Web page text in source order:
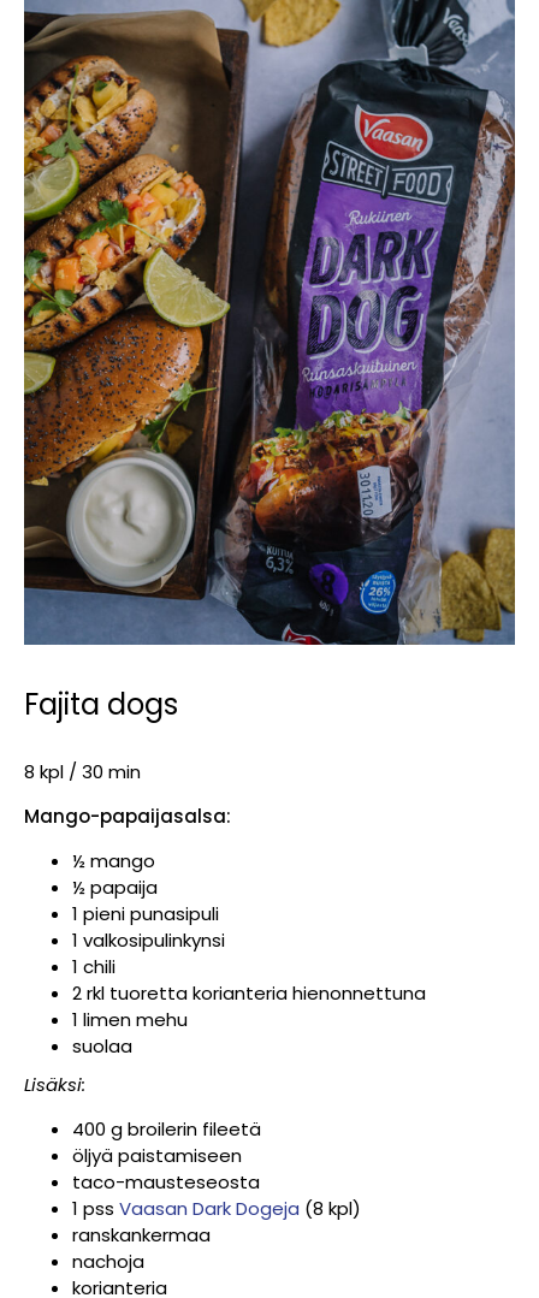
Fajita dogs
8 kpl / 30 min
Mango-papaijasalsa:
½ mango
½ papaija
1 pieni punasipuli
1 valkosipulinkynsi
1 chili
2 rkl tuoretta korianteria hienonnettuna
1 limen mehu
suolaa
Lisäksi:
400 g broilerin fileetä
öljyä paistamiseen
taco-mausteseosta
1 pss Vaasan Dark Dogeja (8 kpl)
ranskankermaa
nachoja
korianteria